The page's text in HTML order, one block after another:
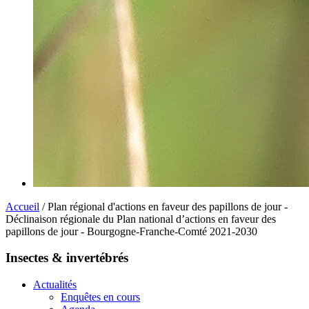
Accueil / Plan régional d'actions en faveur des papillons de jour -
Déclinaison régionale du Plan national d’actions en faveur des
papillons de jour - Bourgogne-Franche-Comté 2021-2030
Insectes & invertébrés
Actualités
Enquêtes en cours